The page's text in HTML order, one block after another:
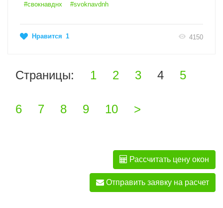
#свокнавднх
#svoknavdnh
Нравится 1 4150
Страницы: 1 2 3 4 5
6 7 8 9 10 >
Рассчитать цену окон
Отправить заявку на расчет